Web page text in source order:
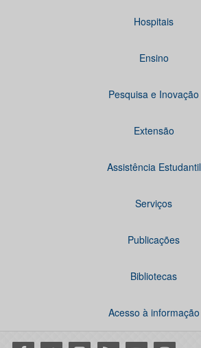
Hospitais
Ensino
Pesquisa e Inovação
Extensão
Assistência Estudantil
Serviços
Publicações
Bibliotecas
Acesso à informação